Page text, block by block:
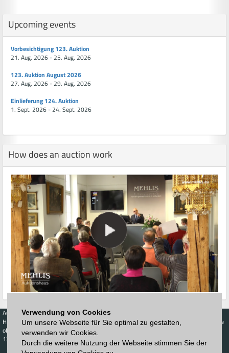
Verwendung von Cookies
Um unsere Webseite für Sie optimal zu gestalten,
verwenden wir Cookies.
Durch die weitere Nutzung der Webseite stimmen Sie der
Upcoming events
Vorbesichtigung 123. Auktion
21. Aug. 2026 - 25. Aug. 2026
123. Auktion August 2026
27. Aug. 2026 - 29. Aug. 2026
Einlieferung 124. Auktion
1. Sept. 2026 - 24. Sept. 2026
How does an auction work
Auctions
Highest acceptance
of bids
123. Auktion
Schedule
Buy
Live-Auction
Calendar
Highest acceptance